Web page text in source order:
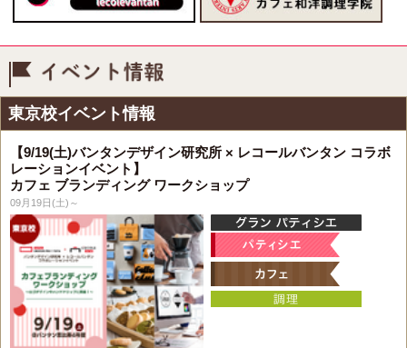
東京校イベント情報
【9/19(土)バンタンデザイン研究所 × レコールバンタン コラボ
レーションイベント】
カフェ ブランディング ワークショップ
09月19日(土)～